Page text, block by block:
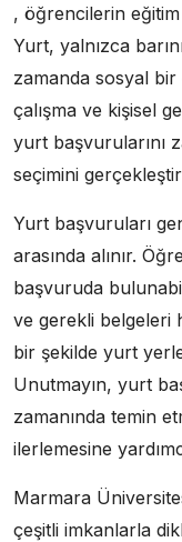
, öğrencilerin
Yurt, yalnızca
zamanda sosyal
çalışma ve kişisel
yurt başvurularını
seçimini
Yurt başvuruları
arasında alınır.
başvuruda
ve gerekli belgeleri
bir şekilde yurt
Unutmayın, yurt
zamanında temin
ilerlemesine
Marmara
çeşitli imkanlarla